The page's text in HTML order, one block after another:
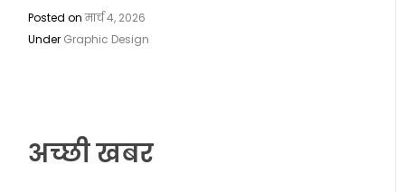
Posted onमार्च 4, 2026
Under Graphic Design
अच्छी खबर